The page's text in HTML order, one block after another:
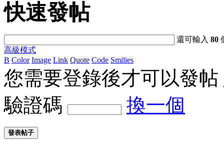
快速發帖
還可輸入80
高級模式
B Color Image Link Quote Code Smilies
您需要登錄後才可以發帖
驗證碼
換一個
發表帖子